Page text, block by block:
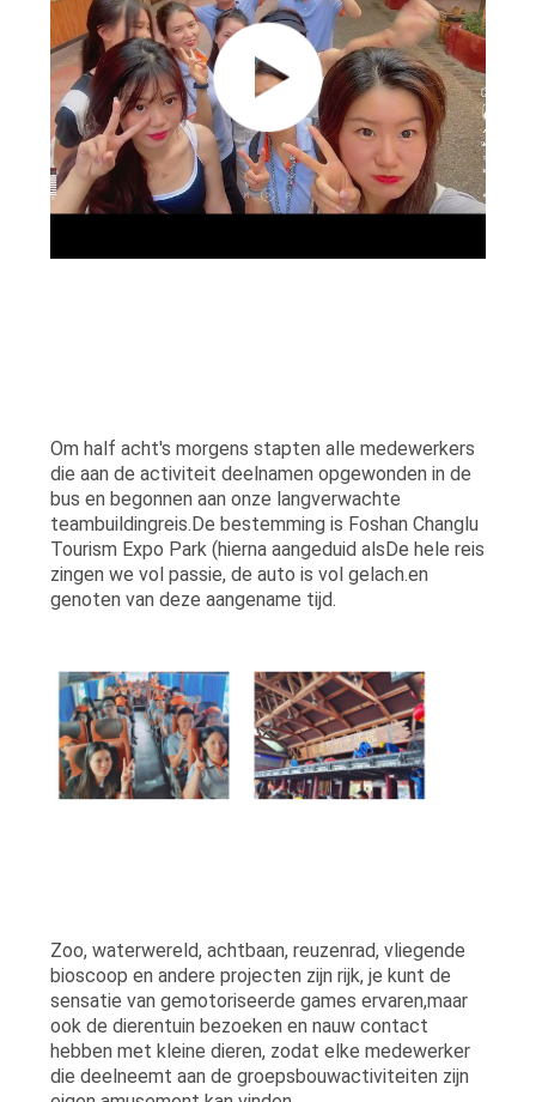
Om half acht's morgens stapten alle medewerkers
die aan de activiteit deelnamen opgewonden in de
bus en begonnen aan onze langverwachte
teambuildingreis.De bestemming is Foshan Changlu
Tourism Expo Park (hierna aangeduid alsDe hele reis
zingen we vol passie, de auto is vol gelach.en
genoten van deze aangename tijd.
Zoo, waterwereld, achtbaan, reuzenrad, vliegende
bioscoop en andere projecten zijn rijk, je kunt de
sensatie van gemotoriseerde games ervaren,maar
ook de dierentuin bezoeken en nauw contact
hebben met kleine dieren, zodat elke medewerker
die deelneemt aan de groepsbouwactiviteiten zijn